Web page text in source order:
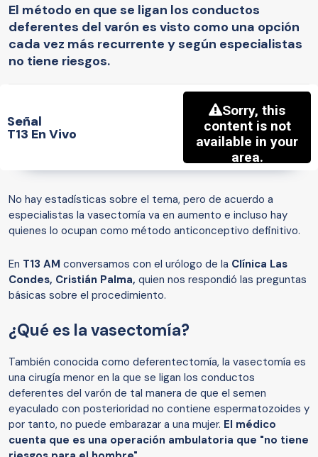
El método en que se ligan los conductos
deferentes del varón es visto como una opción
cada vez más recurrente y según especialistas
no tiene riesgos.
Señal
T13 En Vivo
No hay estadísticas sobre el tema, pero de acuerdo a
especialistas la vasectomía va en aumento e incluso hay
quienes lo ocupan como método anticonceptivo definitivo.
En T13 AM conversamos con el urólogo de la Clínica Las
Condes, Cristián Palma, quien nos respondió las preguntas
básicas sobre el procedimiento.
¿Qué es la vasectomía?
También conocida como deferentectomía, la vasectomía es
una cirugía menor en la que se ligan los conductos
deferentes del varón de tal manera de que el semen
eyaculado con posterioridad no contiene espermatozoides y
por tanto, no puede embarazar a una mujer. El médico
cuenta que es una operación ambulatoria que "no tiene